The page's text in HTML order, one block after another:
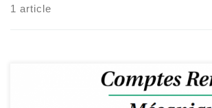
1 article